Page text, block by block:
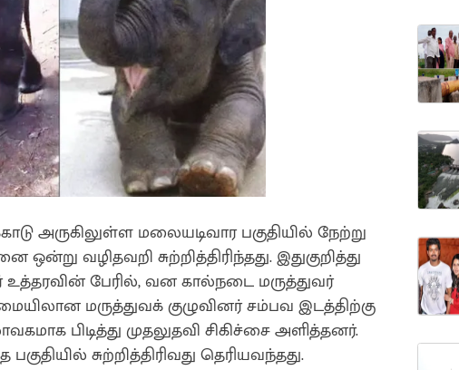
அருகிலுள்ள மலையடிவார பகுதியில் நேற்று
வழிதவறி சுற்றித்திரிந்தது. இதுகுறித்து
பேரில், வன கால்நடை மருத்துவர்
மருத்துவக் குழுவினர் சம்பவ இடத்திற்கு
பிடித்து முதலுதவி சிகிச்சை அளித்தனர்.
சுற்றித்திரிவது தெரியவந்தது.